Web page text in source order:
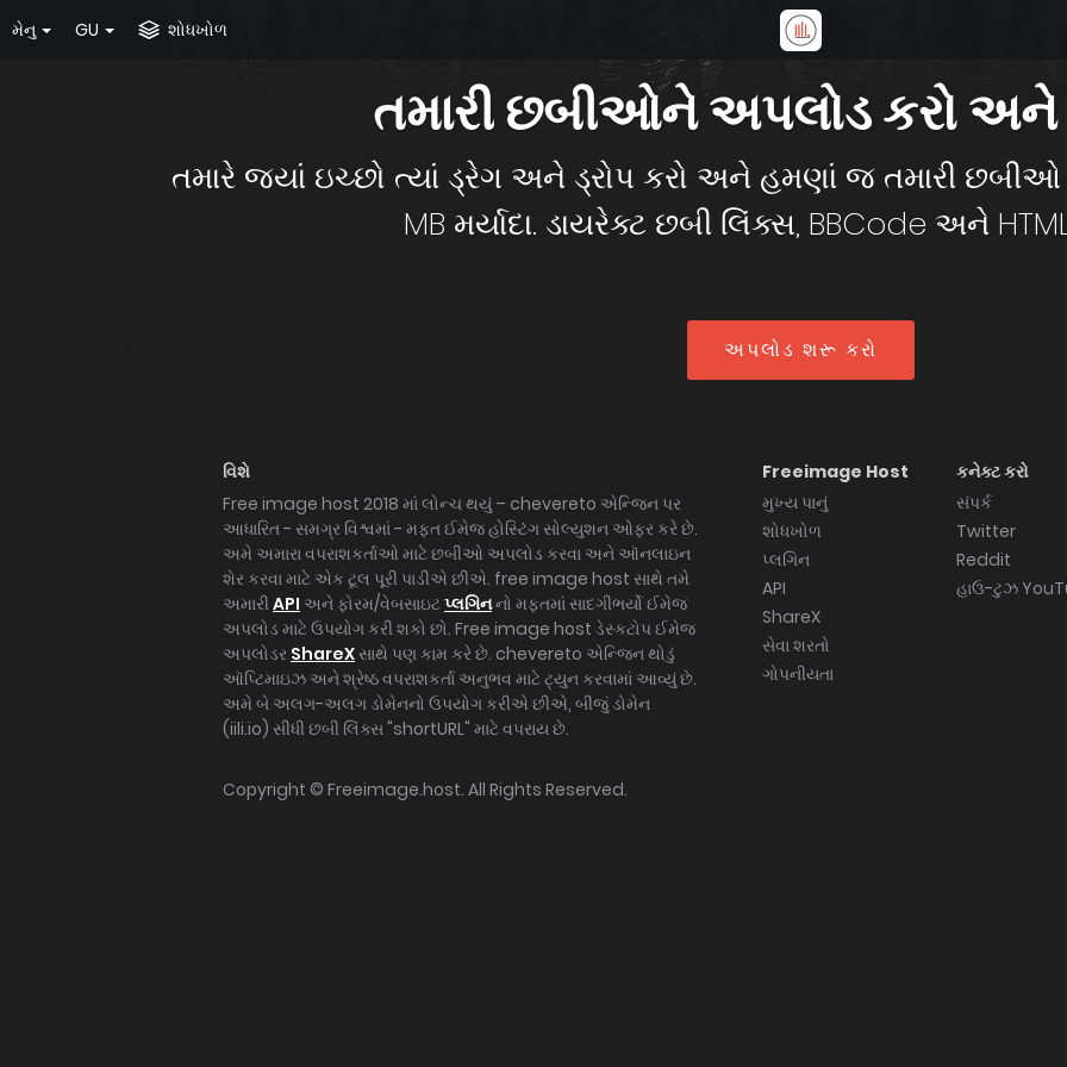
મેનુ GU શોધખોળ
તમારી છબીઓને અપલોડ કરો અને
તમારે જ્યાં ઇચ્છો ત્યાં ડ્રેગ અને ડ્રોપ કરો અને હમણાં જ તમારી
MB મર્યાદા. ડાયરેક્ટ છબી લિંક્સ, BBCode અને
અપલોડ શરૂ કરો
વિશે
Free image host 2018 માં લોન્ચ થયું – chevereto એન્જિન પર
આધારિત - સમગ્ર વિશ્વમાં - મફત ઈમેજ હોસ્ટિંગ સોલ્યુશન ઓફર કરે છે.
અમે અમારા વપરાશકર્તાઓ માટે છબીઓ અપલોડ કરવા અને ઑનલાઇન
શેર કરવા માટે એક ટૂલ પૂરી પાડીએ છીએ. free image host સાથે તમે
અમારી API અને ફોરમ/વેબસાઇટપ્લગિનનો મફતમાં સાદગીભર્યો ઈમેજ
અપલોડ માટે ઉપયોગ કરી શકો છો. Free image host ડેસ્કટોપ ઈમેજ
અપલોડર ShareX સાથે પણ કામ કરે છે. chevereto એન્જિન થોડું
ઑપ્ટિમાઇઝ અને શ્રેષ્ઠ વપરાશકર્તા અનુભવ માટે ટ્યુન કરવામાં આવ્યું છે.
અમે બે અલગ-અલગ ડોમેનનો ઉપયોગ કરીએ છીએ, બીજું ડોમેન
(iili.io) સીધી છબી લિંક્સ "shortURL" માટે વપરાય છે.
Freeimage Host
મુખ્ય પાનું
શોધખોળ
પ્લગિન
API
ShareX
સેવા શરતો
ગોપનીયતા
કનેક્ટ કરો
સંપર્ક
Twitter
Reddit
હાઉ-ટુઝ
Copyright © Freeimage.host. All Rights Reserved.